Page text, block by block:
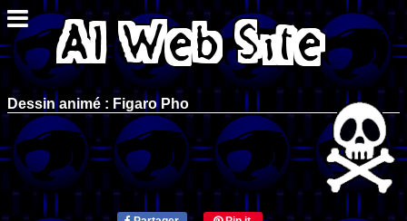
Dessin animé : Figaro Pho